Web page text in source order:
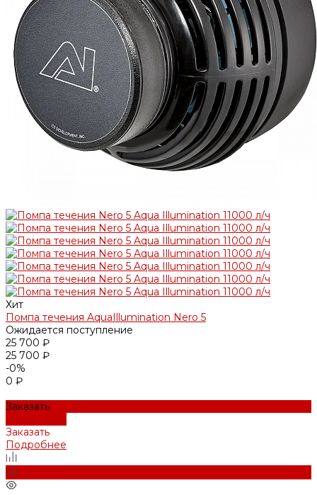
Хит
Помпа течения AquaIllumination Nero 5
Ожидается поступление
25 700 ₽
25 700 ₽
-0%
0 ₽
Заказать
Заказать
Подробнее